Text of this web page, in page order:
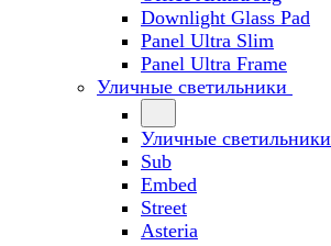
Downlight Glass Pad
Panel Ultra Slim
Panel Ultra Frame
Уличные светильники
Уличные светильники
Sub
Embed
Street
Asteria